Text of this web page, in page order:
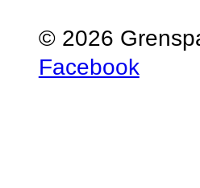
© 2026
Facebook